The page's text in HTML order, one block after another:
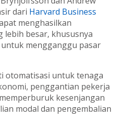
dari Harvard Business
menghasilkan
lebih besar, khususnya
mengganggu pasar
otomatisasi untuk tenaga
penggantian pekerja
kesenjangan
modal dan pengembalian